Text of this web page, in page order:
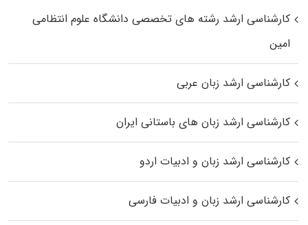
کارشناسی ارشد رﺷﺘﻪ ﻫﺎی تخصصی داﻧﺸﮕﺎه ﻋﻠﻮم انتظامی
اﻣﻴﻦ
کارشناسی ارشد زبان عربی
کارشناسی ارشد زبان‌ های باستانی ایران
کارشناسی ارشد زبان و ادبیات اردو
کارشناسی ارشد زبان و ادبیات فارسی